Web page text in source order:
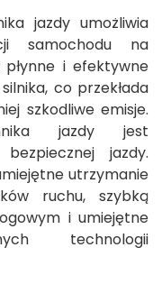
jazdy umożliwia
samochodu na
płynne i efektywne
co przekłada
szkodliwe emisje.
jazdy jest
jazdy.
utrzymanie
ruchu, szybką
i umiejętne
technologii